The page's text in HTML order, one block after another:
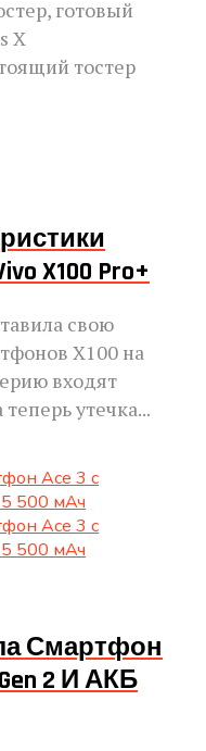
готовый
X
тостер
X100 Pro+
свою
X100 на
входят
утечка...
Смартфон
2 И АКБ